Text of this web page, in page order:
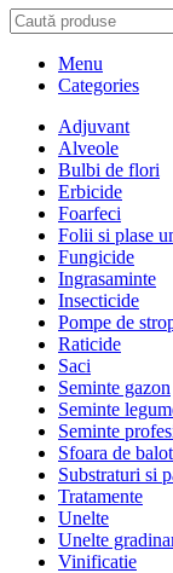
Menu
Categories
Adjuvant
Alveole
Bulbi de flori
Erbicide
Foarfeci
Folii si plase
Fungicide
Ingrasaminte
Insecticide
Pompe de
Raticide
Saci
Seminte gazon
Seminte
Seminte
Sfoara de
Substraturi si
Tratamente
Unelte
Unelte
Vinificatie